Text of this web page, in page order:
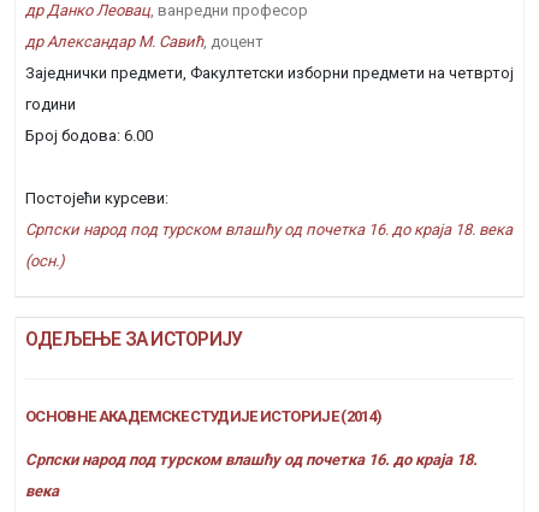
др Данко Леовац, ванредни професор
др Александар М. Савић, доцент
Заједнички предмети, Факултетски изборни предмети на четвртој
години
Број бодова: 6.00
Постојећи курсеви:
Српски народ под турском влашћу од почетка 16. до краја 18. века
(осн.)
ОДЕЉЕЊЕ ЗА ИСТОРИЈУ
ОСНОВНЕ АКАДЕМСКЕ СТУДИЈЕ ИСТОРИЈЕ (2014)
Српски народ под турском влашћу од почетка 16. до краја 18.
века